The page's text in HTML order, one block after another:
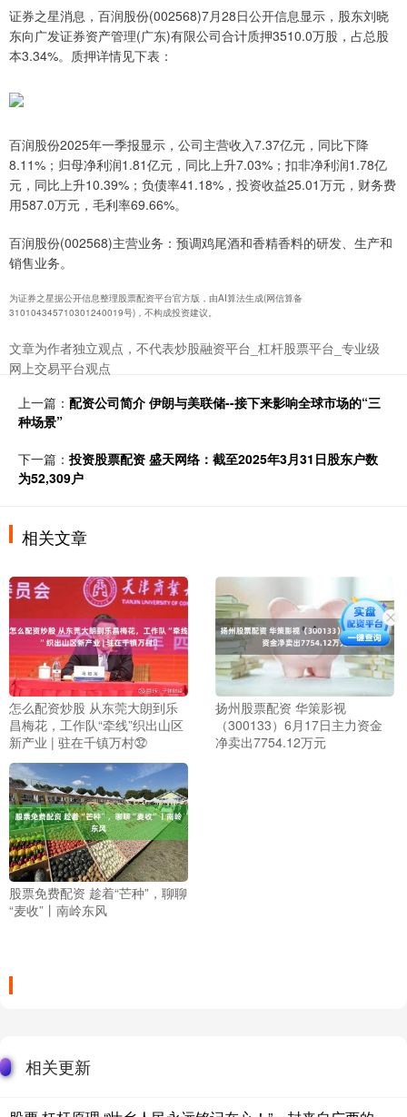
证券之星消息，百润股份(002568)7月28日公开信息显示，股东刘晓
东向广发证券资产管理(广东)有限公司合计质押3510.0万股，占总股
本3.34%。质押详情见下表：
百润股份2025年一季报显示，公司主营收入7.37亿元，同比下降
8.11%；归母净利润1.81亿元，同比上升7.03%；扣非净利润1.78亿
元，同比上升10.39%；负债率41.18%，投资收益25.01万元，财务费
用587.0万元，毛利率69.66%。
百润股份(002568)主营业务：预调鸡尾酒和香精香料的研发、生产和
销售业务。
为证券之星据公开信息整理股票配资平台官方版，由AI算法生成(网信算备
310104345710301240019号)，不构成投资建议。
文章为作者独立观点，不代表炒股融资平台_杠杆股票平台_专业级
网上交易平台观点
上一篇： 配资公司简介 伊朗与美联储--接下来影响全球市场的“三
种场景”
下一篇： 投资股票配资 盛天网络：截至2025年3月31日股东户数
为52,309户
相关文章
怎么配资炒股 从东莞大朗到乐
昌梅花，工作队“牵线”织出山区
新产业 | 驻在千镇万村㉜
扬州股票配资 华策影视
（300133）6月17日主力资金
净卖出7754.12万元
股票免费配资 趁着“芒种”，聊聊
“麦收”丨南岭东风
相关更新